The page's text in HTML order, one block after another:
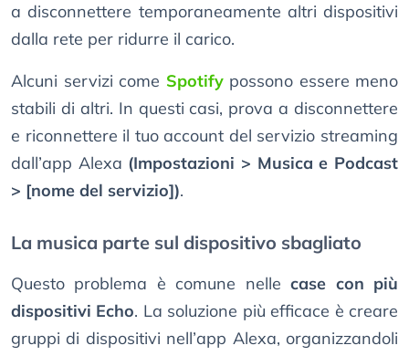
a disconnettere temporaneamente altri dispositivi
dalla rete per ridurre il carico.
Alcuni servizi come Spotifypossono essere meno
stabili di altri. In questi casi, prova a disconnettere
e riconnettere il tuo account del servizio streaming
dall’app Alexa (Impostazioni > Musica e Podcast
> [nome del servizio]).
La musica parte sul dispositivo sbagliato
Questo problema è comune nellecase con più
dispositivi Echo. La soluzione più efficace è creare
gruppi di dispositivi nell’app Alexa, organizzandoli